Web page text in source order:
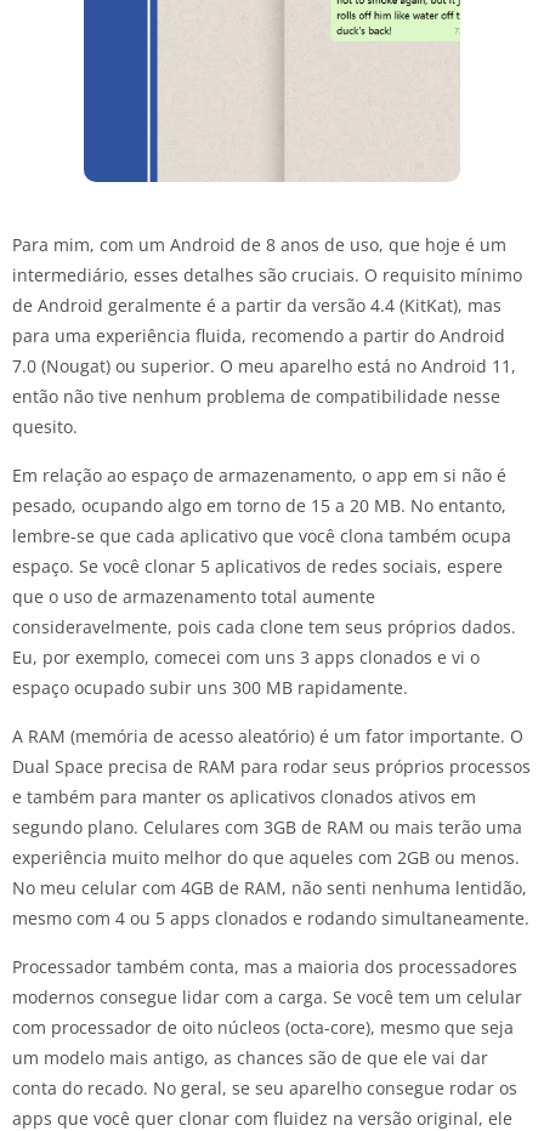
Para mim, com um Android de 8 anos de uso, que hoje é um
intermediário, esses detalhes são cruciais. O requisito mínimo
de Android geralmente é a partir da versão 4.4 (KitKat), mas
para uma experiência fluida, recomendo a partir do Android
7.0 (Nougat) ou superior. O meu aparelho está no Android 11,
então não tive nenhum problema de compatibilidade nesse
quesito.
Em relação ao espaço de armazenamento, o app em si não é
pesado, ocupando algo em torno de 15 a 20 MB. No entanto,
lembre-se que cada aplicativo que você clona também ocupa
espaço. Se você clonar 5 aplicativos de redes sociais, espere
que o uso de armazenamento total aumente
consideravelmente, pois cada clone tem seus próprios dados.
Eu, por exemplo, comecei com uns 3 apps clonados e vi o
espaço ocupado subir uns 300 MB rapidamente.
A RAM (memória de acesso aleatório) é um fator importante. O
Dual Space precisa de RAM para rodar seus próprios processos
e também para manter os aplicativos clonados ativos em
segundo plano. Celulares com 3GB de RAM ou mais terão uma
experiência muito melhor do que aqueles com 2GB ou menos.
No meu celular com 4GB de RAM, não senti nenhuma lentidão,
mesmo com 4 ou 5 apps clonados e rodando simultaneamente.
Processador também conta, mas a maioria dos processadores
modernos consegue lidar com a carga. Se você tem um celular
com processador de oito núcleos (octa-core), mesmo que seja
um modelo mais antigo, as chances são de que ele vai dar
conta do recado. No geral, se seu aparelho consegue rodar os
apps que você quer clonar com fluidez na versão original, ele